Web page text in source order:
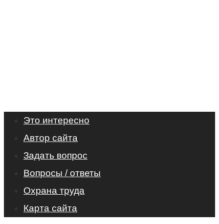
Это интересно
Автор сайта
Задать вопрос
Вопросы / ответы
Охрана труда
Карта сайта